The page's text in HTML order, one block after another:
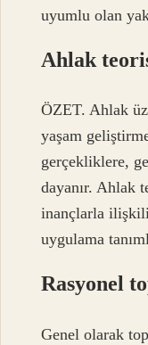
uyumlu olan
Ahlak
ÖZET. Ahlak
yaşam
gerçekliklere,
dayanır. Ahlak
inançlarla
uygulama
Rasyonel
Genel olarak